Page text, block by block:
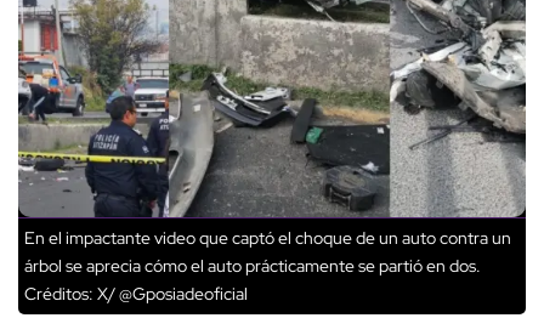
En el impactante video que captó el choque de un auto contra un
árbol se aprecia cómo el auto prácticamente se partió en dos.
Créditos: X/ @Gposiadeoficial